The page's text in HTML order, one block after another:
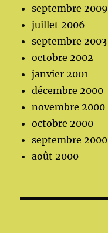
septembre 2009
juillet 2006
septembre 2003
octobre 2002
janvier 2001
décembre 2000
novembre 2000
octobre 2000
septembre 2000
août 2000